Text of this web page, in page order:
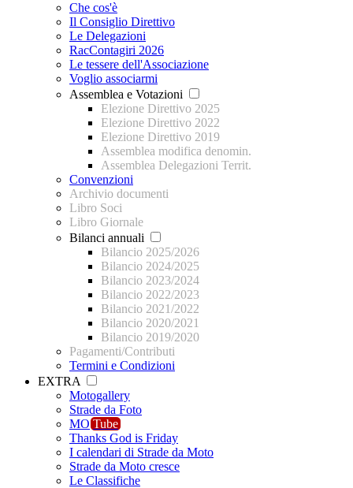
Che cos'è
Il Consiglio Direttivo
Le Delegazioni
RacContagiri 2026
Le tessere dell'Associazione
Voglio associarmi
Assemblea e Votazioni
Elezione Direttivo 2025
Elezione Direttivo 2022
Elezione Direttivo 2019
Assemblea modifica denomin.
Assemblea Delegazioni Territ.
Convenzioni
Archivio documenti
Libro Soci
Libro Giornale
Bilanci annuali
Bilancio 2025/2026
Bilancio 2024/2025
Bilancio 2023/2024
Bilancio 2022/2023
Bilancio 2021/2022
Bilancio 2020/2021
Bilancio 2019/2020
Pagamenti/Contributi
Termini e Condizioni
EXTRA
Motogallery
Strade da Foto
MO Tube
Thanks God is Friday
I calendari di Strade da Moto
Strade da Moto cresce
Le Classifiche